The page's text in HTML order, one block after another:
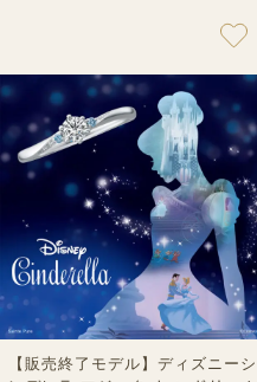
【販売終了モデル】ディズニーシ